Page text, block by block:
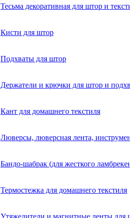
Тесьма декоративная для штор и
Кисти для штор
Подхваты для штор
Держатели и крючки для штор и
Кант для домашнего текстиля
Люверсы, люверсная лента,
Бандо-шабрак (для жесткого
Термостежка для домашнего текстиля
Утяжелители и магнитные ленты для